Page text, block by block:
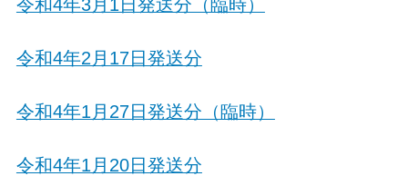
令和4年3月1日発送分（臨時）
令和4年2月17日発送分
令和4年1月27日発送分（臨時）
令和4年1月20日発送分